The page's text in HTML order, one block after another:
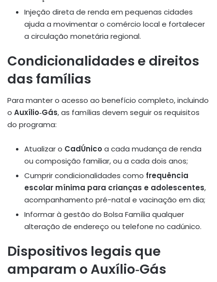
Injeção direta de renda em pequenas cidades
ajuda a movimentar o comércio local e fortalecer
a circulação monetária regional.
Condicionalidades e direitos
das famílias
Para manter o acesso ao benefício completo, incluindo
o Auxílio‑Gás, as famílias devem seguir os requisitos
do programa:
Atualizar o CadÚnico a cada mudança de renda
ou composição familiar, ou a cada dois anos;
Cumprir condicionalidades como frequência
escolar mínima para crianças e adolescentes,
acompanhamento pré-natal e vacinação em dia;
Informar à gestão do Bolsa Família qualquer
alteração de endereço ou telefone no cadúnico.
Dispositivos legais que
amparam o Auxílio‑Gás